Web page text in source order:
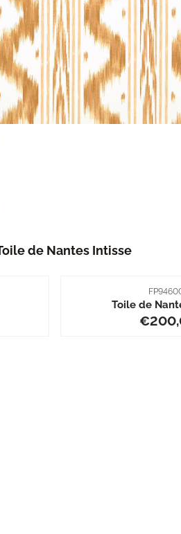
de Nantes Intisse
Toile de